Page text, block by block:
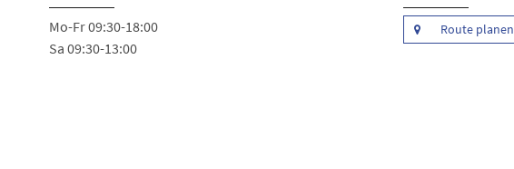
Mo-Fr 09:30-18:00
Sa 09:30-13:00
Route planen